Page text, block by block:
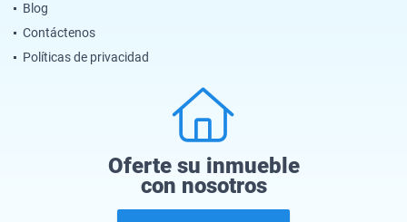
Blog
Contáctenos
Políticas de privacidad
Oferte su inmueble
con nosotros